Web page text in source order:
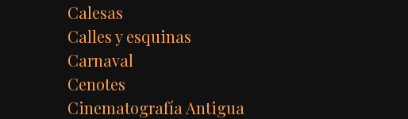
Calesas
Calles y esquinas
Carnaval
Cenotes
Cinematografía Antigua